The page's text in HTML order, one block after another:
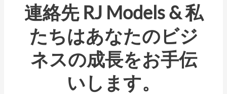
連絡先 RJ Models& 私
たちはあなたのビジ
ネスの成長をお手伝
いします。